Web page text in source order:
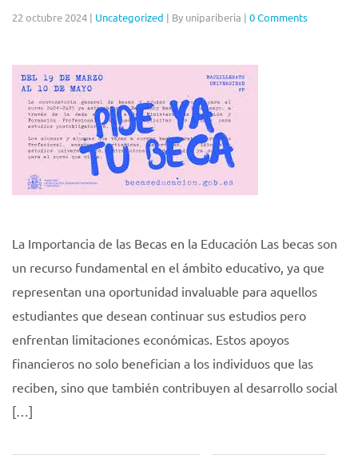
22 octubre 2024 | Uncategorized | By unipariberia | 0 Comments
La Importancia de las Becas en la Educación Las becas son
un recurso fundamental en el ámbito educativo, ya que
representan una oportunidad invaluable para aquellos
estudiantes que desean continuar sus estudios pero
enfrentan limitaciones económicas. Estos apoyos
financieros no solo benefician a los individuos que las
reciben, sino que también contribuyen al desarrollo social
[…]